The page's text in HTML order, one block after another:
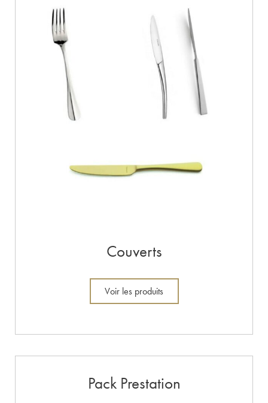
Couverts
Voir les produits
Pack Prestation